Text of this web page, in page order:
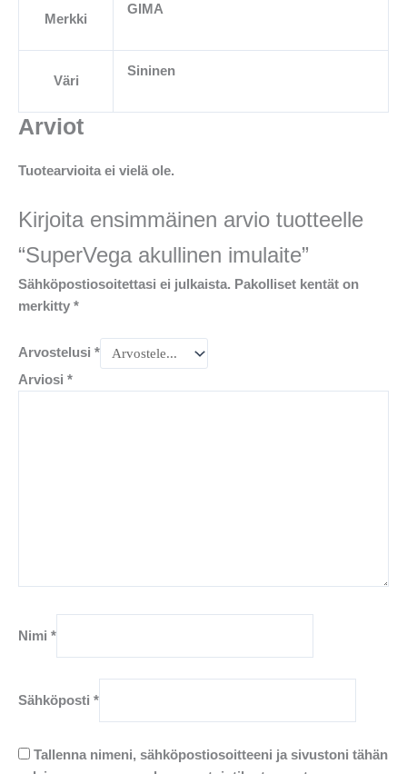
Merkki
GIMA
Väri
Sininen
Arviot
Tuotearvioita ei vielä ole.
Kirjoita ensimmäinen arvio tuotteelle
“SuperVega akullinen imulaite”
Sähköpostiosoitettasi ei julkaista. Pakolliset kentät on
merkitty *
Arvostelusi *
Arviosi *
Nimi *
Sähköposti *
Tallenna nimeni, sähköpostiosoitteeni ja sivustoni tähän